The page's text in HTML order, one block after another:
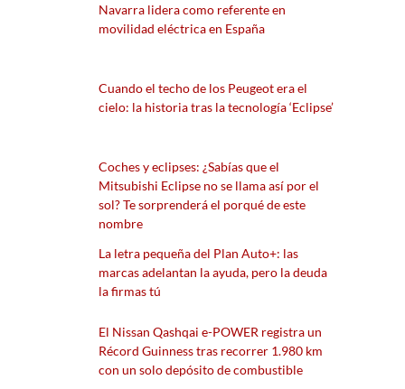
Navarra lidera como referente en
movilidad eléctrica en España
Cuando el techo de los Peugeot era el
cielo: la historia tras la tecnología ‘Eclipse’
Coches y eclipses: ¿Sabías que el
Mitsubishi Eclipse no se llama así por el
sol? Te sorprenderá el porqué de este
nombre
La letra pequeña del Plan Auto+: las
marcas adelantan la ayuda, pero la deuda
la firmas tú
El Nissan Qashqai e-POWER registra un
Récord Guinness tras recorrer 1.980 km
con un solo depósito de combustible